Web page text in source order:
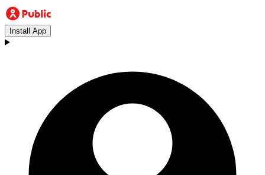
Install App